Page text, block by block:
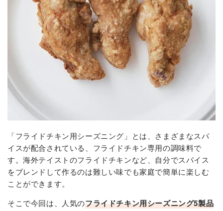
「フライドチキン用シーズニング」とは、さまざまなスパ
イスが配合されている、フライドチキン専用の調味料で
す。海外テイストのフライドチキンなど、自分でスパイス
をブレンドして作るのは難しい味でも家庭で簡単に楽しむ
ことができます。
そこで今回は、人気のフライドチキン用シーズニング5製品